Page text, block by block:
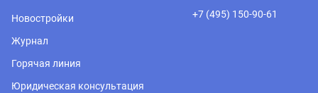
Новостройки
Журнал
Горячая линия
Юридическая консультация
+7 (495) 150-90-61